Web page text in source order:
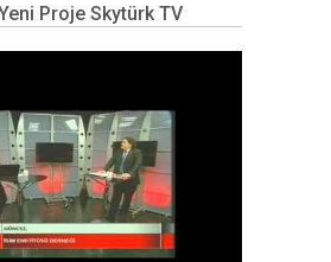
Proje Skytürk TV